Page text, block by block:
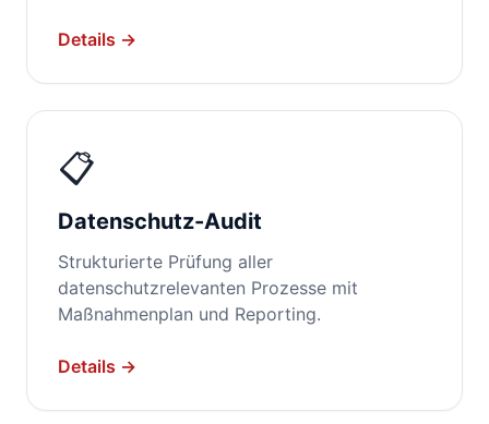
Details →
📋
Datenschutz-Audit
Strukturierte Prüfung aller
datenschutzrelevanten Prozesse mit
Maßnahmenplan und Reporting.
Details →